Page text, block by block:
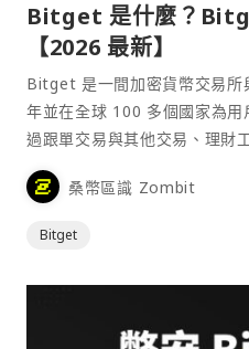
Bitget 是什麼？
【2026 最新】
Bitget 是一間加密貨幣交易
年並在全球 100 多個國家為
過跟單交易與其他交易、理財
桑幣區識 Zombit
Bitget